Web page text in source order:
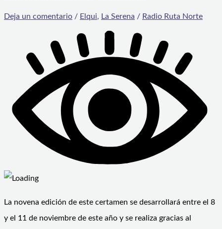
Deja un comentario / Elqui, La Serena / Radio Ruta Norte
La novena edición de este certamen se desarrollará entre el 8
y el 11 de noviembre de este año y se realiza gracias al